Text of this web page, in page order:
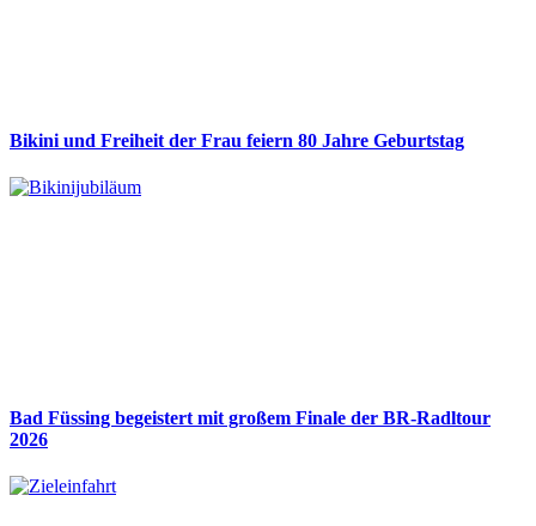
Bikini und Freiheit der Frau feiern 80 Jahre Geburtstag
Bad Füssing begeistert mit großem Finale der BR-Radltour
2026